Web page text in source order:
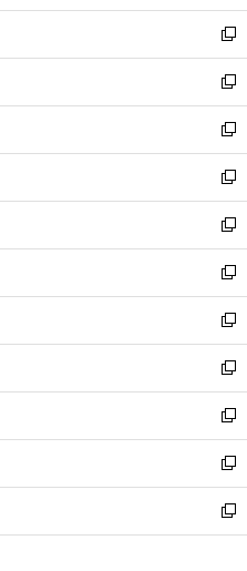
開
く
新
し
い
ウ
ィ
ン
ド
ウ
で
開
く
新
し
い
ウ
ィ
ン
ド
ウ
で
開
く
新
し
い
ウ
ィ
ン
ド
ウ
で
開
く
新
し
い
ウ
ィ
ン
ド
ウ
で
開
く
新
し
い
ウ
ィ
ン
ド
ウ
で
開
く
新
し
い
ウ
ィ
ン
ド
ウ
で
開
く
新
し
い
ウ
ィ
ン
ド
ウ
で
開
新
し
い
ウ
ィ
ン
ド
ウ
新
し
い
ウ
ィ
ン
新
し
い
ウ
新
し